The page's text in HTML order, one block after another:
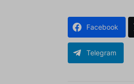
Facebook
Telegram